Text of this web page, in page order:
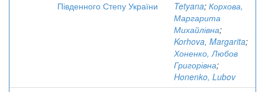
Південного Степу України
Tetyana; Корхова,
Маргарита
Михайлівна;
Korhova, Margarita;
Хоненко, Любов
Григорівна;
Honenko, Lubov